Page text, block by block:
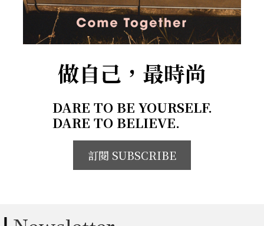
做自己，最時尚
DARE TO BE YOURSELF.
DARE TO BELIEVE.
訂閱 SUBSCRIBE